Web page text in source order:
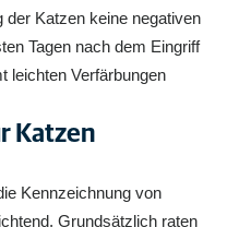
der Katzen keine negativen
Tagen nach dem Eingriff
leichten Verfärbungen
Katzen
Kennzeichnung von
Grundsätzlich raten